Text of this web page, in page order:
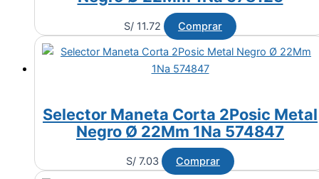
S/ 11.72 Comprar
Selector Maneta Corta 2Posic Metal
Negro Ø 22Mm 1Na 574847
S/ 7.03 Comprar